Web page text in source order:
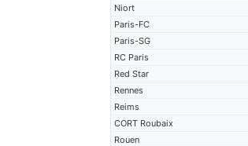
Niort
Paris-FC
Paris-SG
RC Paris
Red Star
Rennes
Reims
CORT Roubaix
Rouen